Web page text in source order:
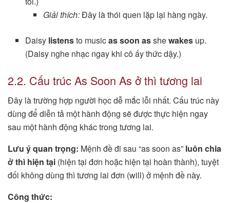
Giải thích:Đây là thói quen lặp lại hàng ngày.
Daisy listensto musicas soon asshewakes up.
(Daisy nghe nhạc ngay khi cô ấy thức dậy.)
2.2. Cấu trúc As Soon As ở thì tương lai
Đây là trường hợp người học dễ mắc lỗi nhất. Cấu trúc này
dùng để diễn tả một hành động sẽ được thực hiện ngay
sau một hành động khác trong tương lai.
Lưu ý quan trọng: Mệnh đề đi sau “as soon as” luôn chia
ở thì hiện tại (hiện tại đơn hoặc hiện tại hoàn thành), tuyệt
đối không dùng thì tương lai đơn (will) ở mệnh đề này.
Công thức: